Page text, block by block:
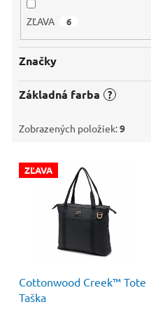
ZĽAVA 6
Značky
Základná farba ?
Zobrazených položiek:9
V ZĽAVA
Cottonwood Creek™ Tote
Taška